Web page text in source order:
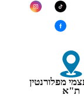
מפלורנטין
ת"א